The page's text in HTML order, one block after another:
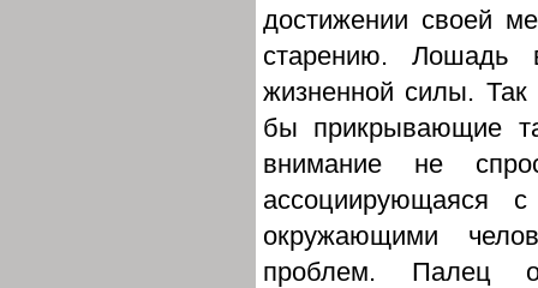
достижении своей
старению. Лошадь
жизненной силы.
бы прикрывающие
внимание не
ассоциирующаяся
окружающими
проблем. Палец